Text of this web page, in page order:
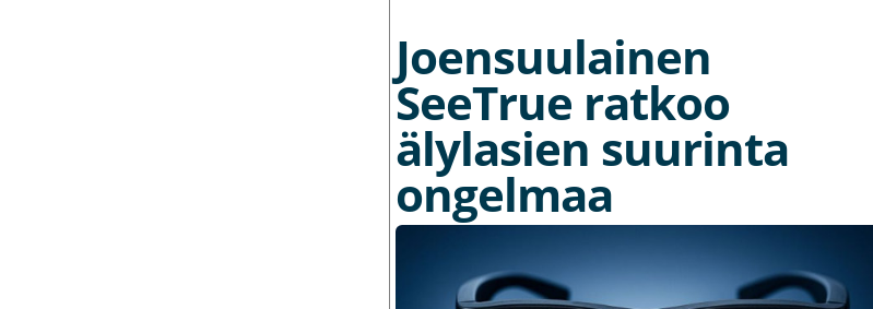
Joensuulainen
SeeTrue ratkoo
älylasien suurinta
ongelmaa